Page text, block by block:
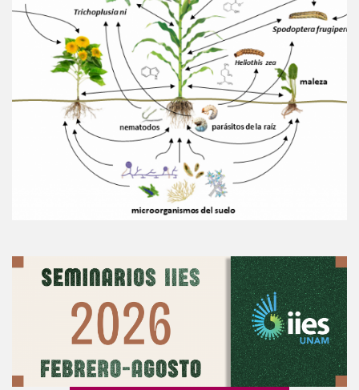
8 septiembre, 2023
En la lucha por la existencia todo se
vale.